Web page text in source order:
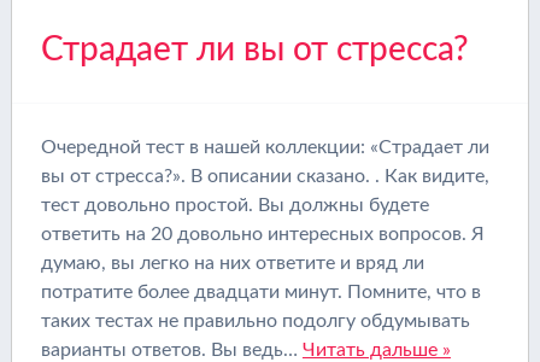
Страдает ли вы от стресса?
Очередной тест в нашей коллекции: «Страдает ли
вы от стресса?». В описании сказано. . Как видите,
тест довольно простой. Вы должны будете
ответить на 20 довольно интересных вопросов. Я
думаю, вы легко на них ответите и вряд ли
потратите более двадцати минут. Помните, что в
таких тестах не правильно подолгу обдумывать
варианты ответов. Вы ведь… Читать дальше »